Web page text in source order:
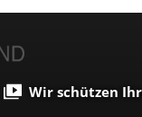
Wir schützen